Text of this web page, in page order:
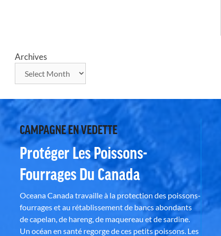
Archives
CAMPAGNE EN VEDETTE
Protéger Les Poissons-
Fourrages Du Canada
Oceana Canada travaille à la protection des poissons-
fourrages et au rétablissement de bancs abondants
de capelan, de hareng, de maquereau et de sardine.
Un océan en santé regorge de ces petits poissons. Les